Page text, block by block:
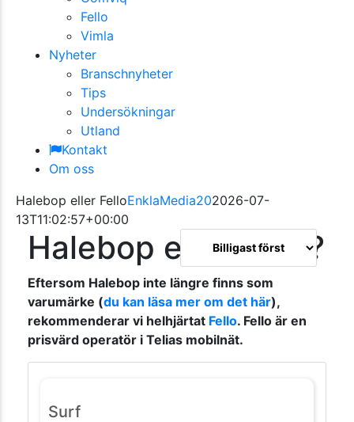
Fello
Vimla
Nyheter
Branschnyheter
Tips
Undersökningar
Utland
Kontakt
Om oss
Halebop eller FelloEnklaMedia202026-07-
13T11:02:57+00:00
Halebop eller Fello?
Eftersom Halebop inte längre finns som
varumärke (du kan läsa mer om det här),
rekommenderar vi helhjärtat Fello. Fello är en
prisvärd operatör i Telias mobilnät.
Surf